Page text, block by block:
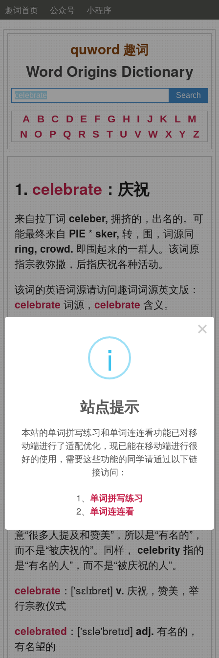
趣词首页 公众号 小程序
quword 趣词
Word Origins Dictionary
A B C D E F G H I J K L
M
N
O P Q R S T U V W X Y Z
celebrate ：庆祝
来自拉丁词 celeber, 拥挤的，出名的。可
能最终来自 PIE * sker, 转，围，词源同
ring, crowd. 即围起来的一群人。该词原
指宗教弥撒，后指庆祝各种活动。
该词的英语词源请访问趣词词源英文版：
celebrate 词源， celebrate 含义。
celebrate（庆祝）：大
量人聚集起来敬拜神灵
celebrate来自拉丁语
celebrare，字面意思是“大量人频繁做
的”，来自celeber（频繁的，人口众多
的）。celebrate原本是一个宗教术语，
指很多人聚集到一起敬拜神灵，通常为了
化，可用来表示庆祝任何一件事。但在其
celebrated中，它应该取其原
意“很多人提及和赞美”，所以是“有名的”，
而不是“被庆祝的”。同样， celebrity 指的
是“有名的人”，而不是“被庆祝的人”。
celebrate ：['sɛlɪbret] v. 庆祝，赞美，举
行宗教仪式
celebrated ：['sɛlə'bretɪd] adj. 有名的，
有名望的
×
i
站点提示
本站的单词拼写练习和单词连连看功能已对移
动端进行了适配优化，现已能在移动端进行很
好的使用，需要这些功能的同学请通过以下链
接访问：
1、 单词拼写练习
2、 单词连连看